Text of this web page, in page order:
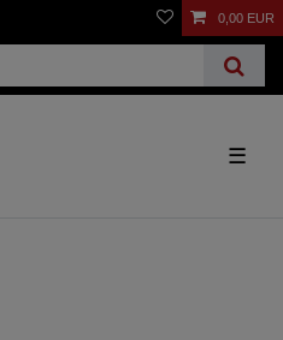
0,00 EUR
☰